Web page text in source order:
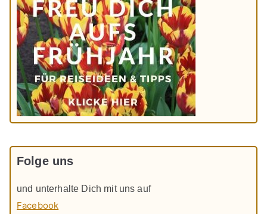
Folge uns
und unterhalte Dich mit uns auf
Facebook